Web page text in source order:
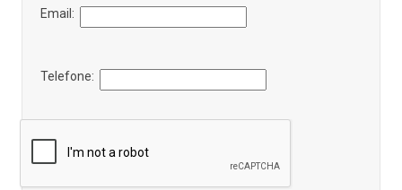
Email:
Telefone: